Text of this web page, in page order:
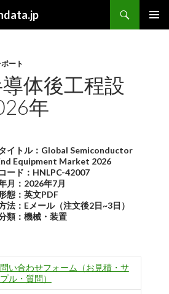
ート
体後工程設
年
タイトル：Global Semiconductor
Equipment Market 2026
ード：HNLPC-42007
月：2026年7月
態：英文PDF
法：Eメール（注文後2日~3日）
類：機械・装置
い合わせフォーム（お見積・サ
ル・質問）